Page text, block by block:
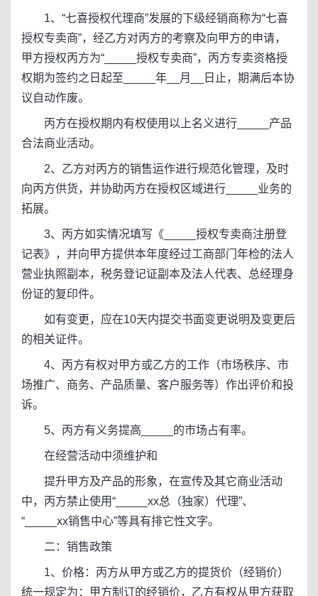
1、“七喜授权代理商”发展的下级经销商称为“七喜
授权专卖商”，经乙方对丙方的考察及向甲方的申请，
甲方授权丙方为“_____授权专卖商”，丙方专卖资格授
权期为签约之日起至_____年__月__日止，期满后本协
议自动作废。
丙方在授权期内有权使用以上名义进行_____产品
合法商业活动。
2、乙方对丙方的销售运作进行规范化管理，及时
向丙方供货，并协助丙方在授权区域进行_____业务的
拓展。
3、丙方如实情况填写《_____授权专卖商注册登
记表》，并向甲方提供本年度经过工商部门年检的法人
营业执照副本，税务登记证副本及法人代表、总经理身
份证的复印件。
如有变更，应在10天内提交书面变更说明及变更后
的相关证件。
4、丙方有权对甲方或乙方的工作（市场秩序、市
场推广、商务、产品质量、客户服务等）作出评价和投
诉。
5、丙方有义务提高_____的市场占有率。
在经营活动中须维护和
提升甲方及产品的形象，在宣传及其它商业活动
中，丙方禁止使用“_____xx总（独家）代理”、
“_____xx销售中心”等具有排它性文字。
二：销售政策
1、价格：丙方从甲方或乙方的提货价（经销价）
统一规定为：甲方制订的经销价，乙方有权从甲方获取